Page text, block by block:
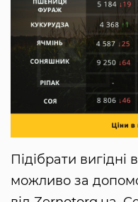
Підібрати
можливо за